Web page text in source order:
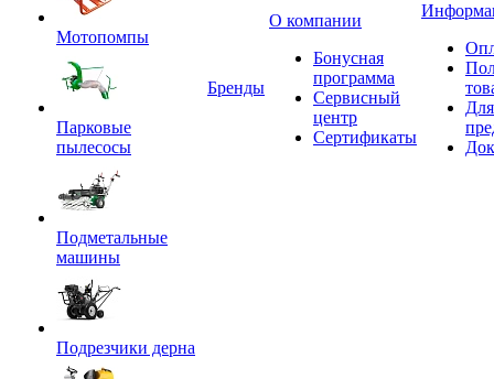
Мотопомпы
Парковые
пылесосы
Подметальные
машины
Подрезчики дерна
Бренды
О компании
Бонусная
программа
Сервисный
центр
Сертификаты
Для